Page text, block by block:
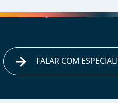
FALAR COM